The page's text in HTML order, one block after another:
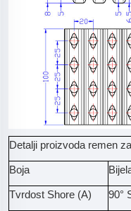
Detalji proizvoda remen
Boja
Tvrdost Shore (A) 90°